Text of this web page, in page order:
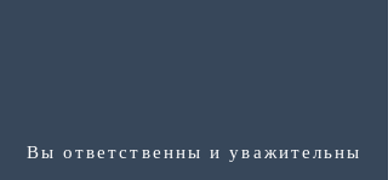
Вы ответственны и уважительны